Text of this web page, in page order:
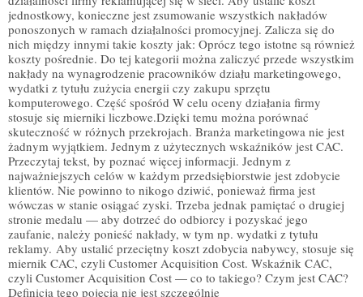
jednostkowy, konieczne jest zsumowanie wszystkich nakładów
ponoszonych w ramach działalności promocyjnej. Zalicza się do
nich między innymi takie koszty jak: Oprócz tego istotne są również
koszty pośrednie. Do tej kategorii można zaliczyć przede wszystkim
nakłady na wynagrodzenie pracowników działu marketingowego,
wydatki z tytułu zużycia energii czy zakupu sprzętu
komputerowego. Część spośród W celu oceny działania firmy
stosuje się mierniki liczbowe.Dzięki temu można porównać
skuteczność w różnych przekrojach. Branża marketingowa nie jest
żadnym wyjątkiem. Jednym z użytecznych wskaźników jest CAC.
Przeczytaj tekst, by poznać więcej informacji. Jednym z
najważniejszych celów w każdym przedsiębiorstwie jest zdobycie
klientów. Nie powinno to nikogo dziwić, ponieważ firma jest
wówczas w stanie osiągać zyski. Trzeba jednak pamiętać o drugiej
stronie medalu — aby dotrzeć do odbiorcy i pozyskać jego
zaufanie, należy ponieść nakłady, w tym np. wydatki z tytułu
reklamy. Aby ustalić przeciętny koszt zdobycia nabywcy, stosuje się
miernik CAC, czyli Customer Acquisition Cost. Wskaźnik CAC,
czyli Customer Acquisition Cost — co to takiego? Czym jest CAC?
Definicja tego pojęcia nie jest szczególnie